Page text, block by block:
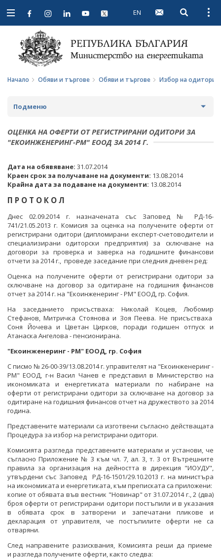
Open
navigation
EN Open
Начало Обяви и търгове Обяви и търгове Избор на одитори
Подменю
ПРОФИЛ НА КУПУВАЧА
ВЪТРЕШНИ ПРАВИЛА И ДОКУМЕНТИ
ПРОЦЕДУРИ
СЪБИРАНЕ НА ОФЕРТИ С ОБЯВИ
ПАЗАРНИ КОНСУЛТАЦИИ
СТАНОВИЩА НА АОП
ОБЯВЛЕНИЯ ЗА ПРЕДВАРИТЕЛНА ИНФОРМАЦИЯ
ПРОФИЛ НА КУПУВАЧА ДО 15.04.2016 Г.
ВЪТРЕШНИ ПРАВИЛА И ДОКУМЕНТИ
ПРОЦЕДУРИ
ПУБЛИЧНИ ПОКАНИ
ПОКАНИ
ОБЯВЛЕНИЯ ЗА ПРЕДВАРИТЕЛНА ИНФОРМАЦИЯ
ПРЕДВАРИТЕЛЕН КОНТРОЛ
СТАНОВИЩА НА АОП ПО ЗАПИТВАНИЯ
ОБЯВИ И ТЪРГОВЕ
ОБЩЕСТВЕНИ ПОРЪЧКИ ДО 2014 Г.
БЮЛЕТИН ПРОДАЖБИ НА СИНДИЦИТЕ
ОБЯВИ
ТЪРГОВЕ
ИЗБОР НА ОДИТОРИ
ПОКАНИ НА ТЪРГОВСКИ ДРУЖЕСТВА ЗА
ПРЕДОСТАВЯНЕ НА ФИНАНСОВИ УСЛУГИ
ДРУГИ
ОЦЕНКА НА ОФЕРТИ ОТ РЕГИСТРИРАНИ ОДИТОРИ ЗА
"ЕКОИНЖЕНЕРИНГ-РМ" ЕООД ЗА 2014 Г.
Дата на обявяване: 31.07.2014
Краен срок за получаване на документи: 13.08.2014
Крайна дата за подаване на документи: 13.08.2014
П Р О Т О К О Л
Днес 02.09.2014 г. назначената със Заповед № РД-16-
741/21.05.2013 г. Комисия за оценка на получените оферти от
регистрирани одитори (дипломирани експерт-счетоводители и
специализирани одиторски предприятия) за сключване на
договори за проверка и заверка на годишните финансови
отчети за 2014 г., проведе заседание при следния дневен ред:
Оценка на получените оферти от регистрирани одитори за
сключване на договор за одитиране на годишния финансов
отчет за 2014 г. на "Екоинженеринг - РМ" ЕООД, гр. София.
На заседанието присъстваха: Николай Коцев, Любомир
Стефанов, Митричка Стоянова и Зоя Пеева. Не присъстваха
Соня Йочева и Цветан Цирков, поради годишен отпуск и
Атанаска Ангелова - пенсионирана.
"Екоинженеринг - РМ" ЕООД, гр. София
С писмо № 26-00-39/13.08.2014 г. управителят на "Екоинженеринг -
РМ" ЕООД, г-н Васил Чанев е представил в Министерство на
икономиката и енергетиката материали по набиране на
оферти от регистрирани одитори за сключване на договор за
одитиране на годишния финансов отчет на дружеството за 2014
година.
Представените материали са изготвени съгласно действащата
Процедура за избор на регистрирани одитори.
Комисията разгледа представените материали и установи, че
съгласно Приложение № 3 към чл. 7, ал. 3, т. 3 от Вътрешните
правила за организация на дейността в дирекция "ИОУДУ",
утвърдени със Заповед РД-16-1501/29.10.2013 г. на министъра
на икономиката и енергетиката, към преписката са приложени:
копие от обявата във вестник "Новинар" от 31.07.2014 г., 2 (два)
броя оферти от регистрирани одитори постъпили и в указания
в обявата срок в затворени и запечатани пликове и
декларация от управителя, че постъпилите оферти не са
отваряни.
След направените разисквания, Комисията реши да приеме
и разгледа получените оферти, както следва: